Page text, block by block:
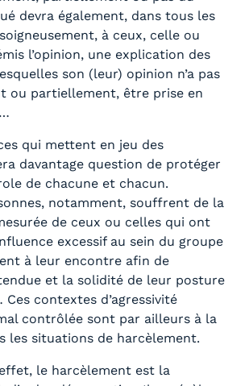
devra également, dans tous les
à ceux, celle ou
l’opinion, une explication des
son (leur) opinion n’a pas
ou partiellement, être prise en
qui mettent en jeu des
davantage question de protéger
de chacune et chacun.
notamment, souffrent de la
de ceux ou celles qui ont
excessif au sein du groupe
à leur encontre afin de
et la solidité de leur posture
contextes d’agressivité
contrôlée sont par ailleurs à la
les situations de harcèlement.
le harcèlement est la